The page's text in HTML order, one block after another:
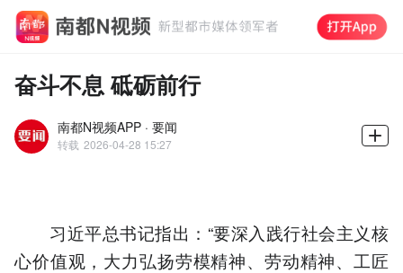
奋斗不息 砥砺前行
南都N视频APP · 要闻
转载 2026-04-28 15:27
习近平总书记指出：“要深入践行社会主义核
心价值观，大力弘扬劳模精神、劳动精神、工匠